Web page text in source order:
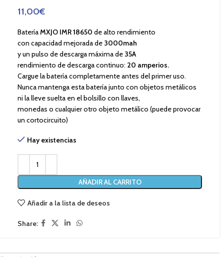
11,00€
BateríaMXJO IMR 18650 de alto rendimiento
con capacidad mejorada de 3000mah
y un pulso de descarga máxima de 35A
rendimiento de descarga continuo: 20 amperios.
Cargue la batería completamente antes del primer uso.
Nunca mantenga esta batería junto con objetos metálicos
ni la lleve suelta en el bolsillo con llaves,
monedas o cualquier otro objeto metálico (puede provocar
un cortocircuito)
Hay existencias
AÑADIR AL CARRITO
Añadir a la lista de deseos
Share: